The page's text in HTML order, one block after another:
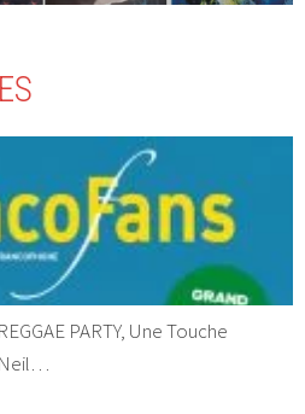
PARTY, Une Touche